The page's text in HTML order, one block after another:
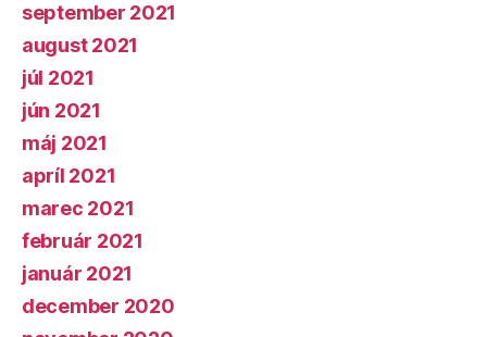
september 2021
august 2021
júl 2021
jún 2021
máj 2021
apríl 2021
marec 2021
február 2021
január 2021
december 2020